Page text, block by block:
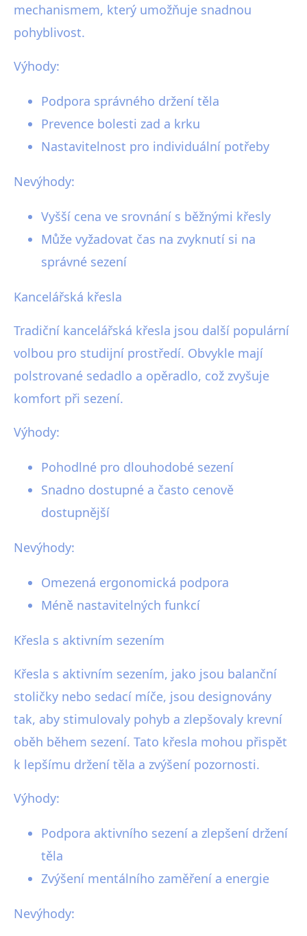
mechanismem, který umožňuje snadnou
pohyblivost.
Výhody:
Podpora správného držení těla
Prevence bolesti zad a krku
Nastavitelnost pro individuální potřeby
Nevýhody:
Vyšší cena ve srovnání s běžnými křesly
Může vyžadovat čas na zvyknutí si na
správné sezení
Kancelářská křesla
Tradiční kancelářská křesla jsou další populární
volbou pro studijní prostředí. Obvykle mají
polstrované sedadlo a opěradlo, což zvyšuje
komfort při sezení.
Výhody:
Pohodlné pro dlouhodobé sezení
Snadno dostupné a často cenově
dostupnější
Nevýhody:
Omezená ergonomická podpora
Méně nastavitelných funkcí
Křesla s aktivním sezením
Křesla s aktivním sezením, jako jsou balanční
stoličky nebo sedací míče, jsou designovány
tak, aby stimulovaly pohyb a zlepšovaly krevní
oběh během sezení. Tato křesla mohou přispět
k lepšímu držení těla a zvýšení pozornosti.
Výhody:
Podpora aktivního sezení a zlepšení držení
těla
Zvýšení mentálního zaměření a energie
Nevýhody: